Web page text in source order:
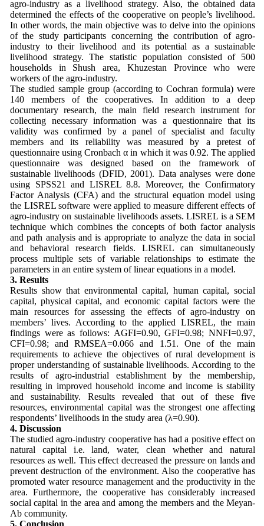
agro-industry as a livelihood strategy. Also, the obtained data
determined the effects of the cooperative on people’s livelihood.
In other words, the main objective was to delve into the opinions
of the study participants concerning the contribution of agro-
industry to their livelihood and its potential as a sustainable
livelihood strategy. The statistic population consisted of 500
households in Shush area, Khuzestan Province who were
workers of the agro-industry.
The studied sample group (according to Cochran formula) were
140 members of the cooperatives. In addition to a deep
documentary research, the main field research instrument for
collecting necessary information was a questionnaire that its
validity was confirmed by a panel of specialist and faculty
members and its reliability was measured by a pretest of
questionnaire using Cronbach α in which it was 0.92. The applied
questionnaire was designed based on the framework of
sustainable livelihoods (DFID, 2001). Data analyses were done
using SPSS21 and LISREL 8.8. Moreover, the Confirmatory
Factor Analysis (CFA) and the structural equation model using
the LISREL software were applied to measure different effects of
agro-industry on sustainable livelihoods assets. LISREL is a SEM
technique which combines the concepts of both factor analysis
and path analysis and is appropriate to analyze the data in social
and behavioral research fields. LISREL can simultaneously
process multiple sets of variable relationships to estimate the
parameters in an entire system of linear equations in a model.
3. Results
Results show that environmental capital, human capital, social
capital, physical capital, and economic capital factors were the
main resources for assessing the effects of agro-industry on
members’ lives. According to the applied LISREL, the main
findings were as follows: AGFI=0.90, GFI=0.98; NNFI=0.97,
CFI=0.98; and RMSEA=0.066 and 1.51. One of the main
requirements to achieve the objectives of rural development is
proper understanding of sustainable livelihoods. According to the
results of agro-industrial establishment by the membership,
resulting in improved household income and income is stability
and sustainability. Results revealed that out of these five
resources, environmental capital was the strongest one affecting
respondents’ livelihoods in the study area (λ=0.90).
4. Discussion
The studied agro-industry cooperative has had a positive effect on
natural capital i.e. land, water, clean whether and natural
resources as well. This effect decreased the pressure on lands and
prevent destruction of the environment. Also the cooperative has
promoted water resource management and the productivity in the
area. Furthermore, the cooperative has considerably increased
social capital in the area and among the members and the Meyan-
Ab community.
5. Conclusion